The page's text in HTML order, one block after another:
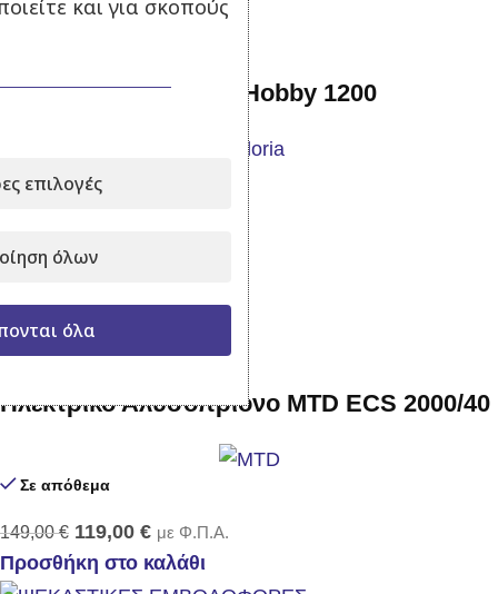
Ψεκαστήρας πλάτης Hobby 1200
Σε απόθεμα
Προσθήκη στο καλάθι
Ηλεκτρικό Αλυσοπρίονο MTD ECS 2000/40
Σε απόθεμα
149,00€ 119,00 € με Φ.Π.Α.
Προσθήκη στο καλάθι
και για σκοπούς
επιλογές
όλων
όλα